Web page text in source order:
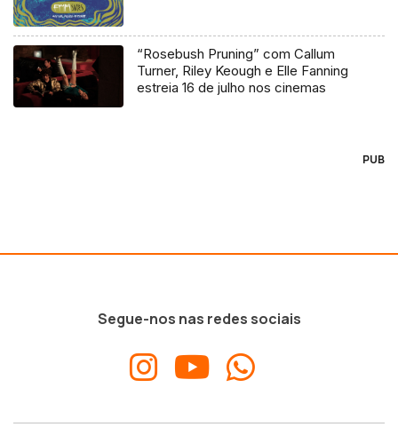
“Rosebush Pruning” com Callum
Turner, Riley Keough e Elle Fanning
estreia 16 de julho nos cinemas
PUB
Segue-nos nas redes sociais